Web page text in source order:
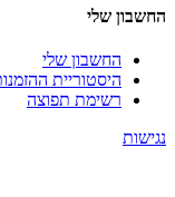
החשבון שלי
החשבון שלי
היסטוריית
רשימת תפוצה
נגישות